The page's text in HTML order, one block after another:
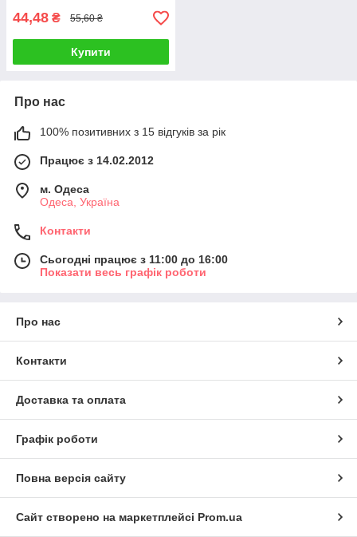
44,48 ₴ 55,60 ₴
Купити
Про нас
100% позитивних з 15 відгуків за рік
Працює з 14.02.2012
м. Одеса
Одеса, Україна
Контакти
Сьогодні працює з 11:00 до 16:00
Показати весь графік роботи
Про нас
Контакти
Доставка та оплата
Графік роботи
Повна версія сайту
Сайт створено на маркетплейсі Prom.ua